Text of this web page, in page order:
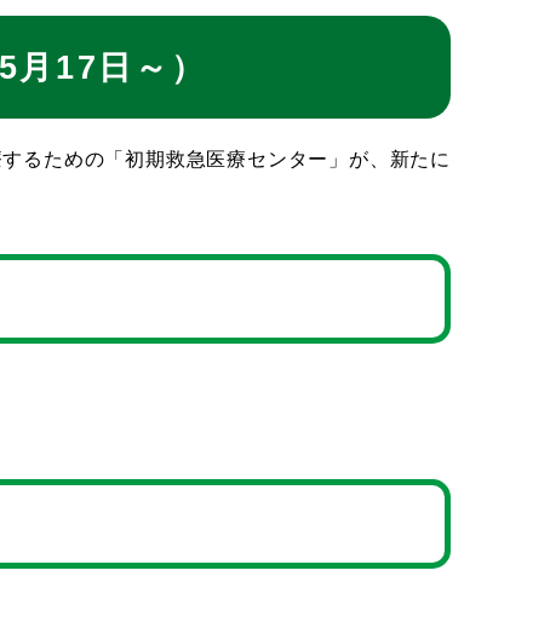
17日～）
るための「初期救急医療センター」が、新たに